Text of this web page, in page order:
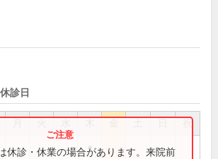
診日
祝
●
休診・休業の場合があります。来院前